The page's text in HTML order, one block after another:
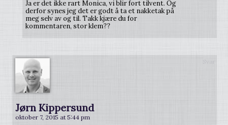
Ja er det ikke rart Monica, vi blir fort tilvent. Og
derfor synes jeg det er godt å ta et nakketak på
meg selv av og til. Takk kjære du for
kommentaren, stor klem??
Jørn Kippersund
oktober 7, 2015 at 5:44 pm